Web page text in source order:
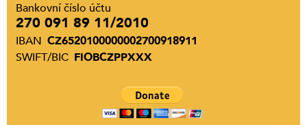
Bankovní číslo účtu
270 091 89 11/2010
IBAN CZ6520100000002700918911
SWIFT/BIC FIOBCZPPXXX